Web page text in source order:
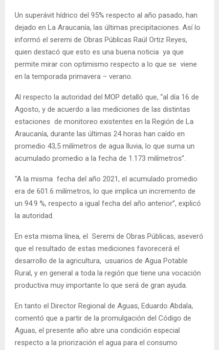
UUn superávit hídrico del 95% respecto al año pasado, han
dejado en La Araucanía, las últimas precipitaciones. Así lo
informó el seremi de Obras Públicas Raúl Ortiz Reyes,
quien destacó que esto es una buena noticia ya que
permite mirar con optimismo respecto a lo que se viene
en la temporada primavera – verano.
Al respecto la autoridad del MOP detalló que, “al día 16 de
Agosto, y de acuerdo a las mediciones de las distintas
estaciones de monitoreo existentes en la Región de La
Araucanía, durante las últimas 24 horas han caído en
promedio 43,5 milímetros de agua lluvia, lo que suma un
acumulado promedio a la fecha de 1.173 milímetros”.
“A la misma fecha del año 2021, el acumulado promedio
era de 601.6 milímetros, lo que implica un incremento de
un 94.9 %, respecto a igual fecha del año anterior”, explicó
la autoridad.
En esta misma línea, el Seremi de Obras Públicas, aseveró
que el resultado de estas mediciones favorecerá el
desarrollo de la agricultura, usuarios de Agua Potable
Rural, y en general a toda la región que tiene una vocación
productiva muy importante lo que será de gran ayuda.
En tanto el Director Regional de Aguas, Eduardo Abdala,
comentó que a partir de la promulgación del Código de
Aguas, el presente año abre una condición especial
respecto a la priorización el agua para el consumo